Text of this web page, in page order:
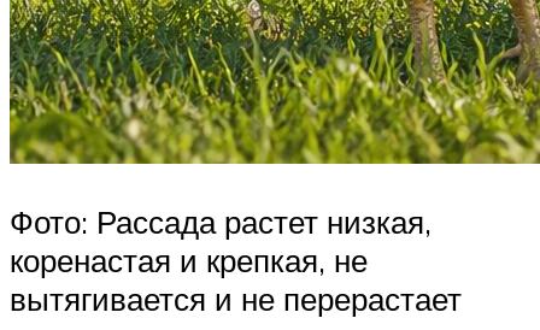
Фото: Рассада растет низкая,
коренастая и крепкая, не
вытягивается и не перерастает